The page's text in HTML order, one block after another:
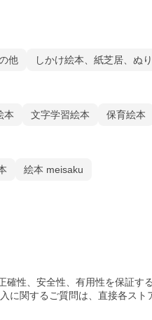
他 しかけ絵本、紙芝居、ぬり
本 文字学習絵本 保育絵本
絵本 meisaku
性、安全性、有用性を保証
に関するご質問は、直接各スト